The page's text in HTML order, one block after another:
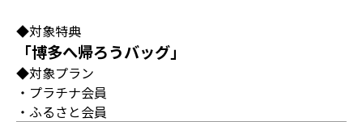
◆対象特典
「博多へ帰ろうバッグ」
◆対象プラン
・プラチナ会員
・ふるさと会員